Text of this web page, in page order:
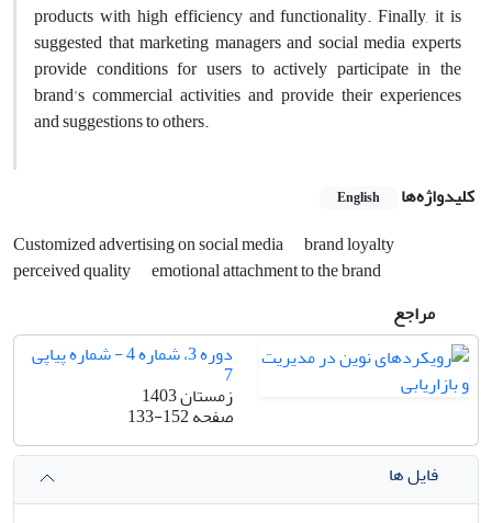
products with high efficiency and functionality. Finally, it is
suggested that marketing managers and social media experts
provide conditions for users to actively participate in the
brand's commercial activities and provide their experiences
and suggestions to others.
کلیدواژه‌ها English
Customized advertising on social media
brand loyalty
perceived quality
emotional attachment to the brand
مراجع
دوره 3، شماره 4 - شماره پیاپی
7
زمستان 1403
صفحه133-152
فایل ها